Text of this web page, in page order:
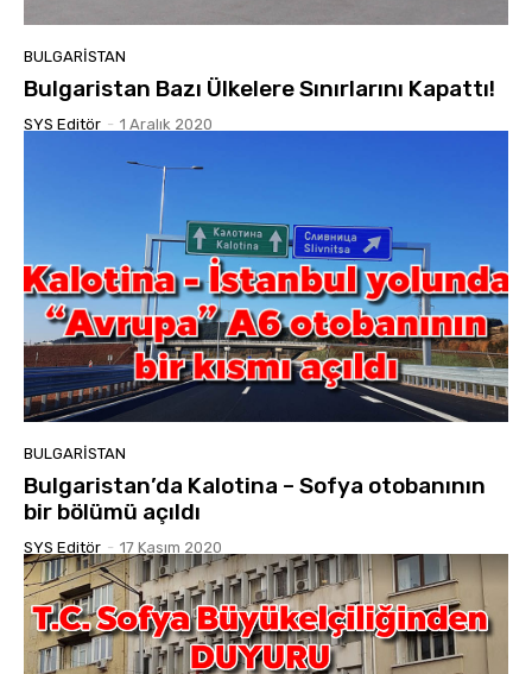
BULGARISTAN
Bulgaristan Bazı Ülkelere Sınırlarını Kapattı!
SYS Editör - 1 Aralık 2020
BULGARISTAN
Bulgaristan’da Kalotina – Sofya otobanının
bir bölümü açıldı
SYS Editör - 17 Kasım 2020